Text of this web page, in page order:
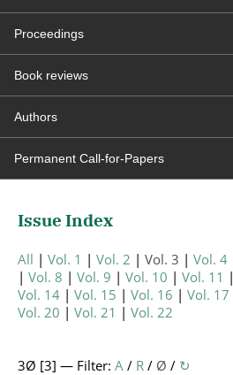
Proceedings
Book reviews
Authors
Permanent Call-for-Papers
Issue Index
All Vol. 1 Vol. 2 Vol. 3 Vol. 4
Vol. 8
Vol. 9 Vol. 10 Vol. 11
Vol. 14
Vol. 15 Vol. 16 Vol. 17
Vol. 20
Vol. 21 Vol. 22
3Ø [3] — Filter: A / R / Ø / ↻